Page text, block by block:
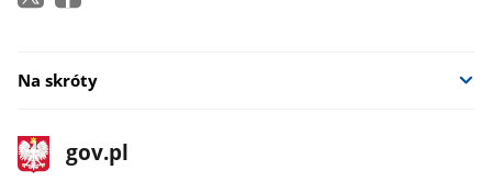
Na skróty
stopka
gov.pl
Strona
gov.pl